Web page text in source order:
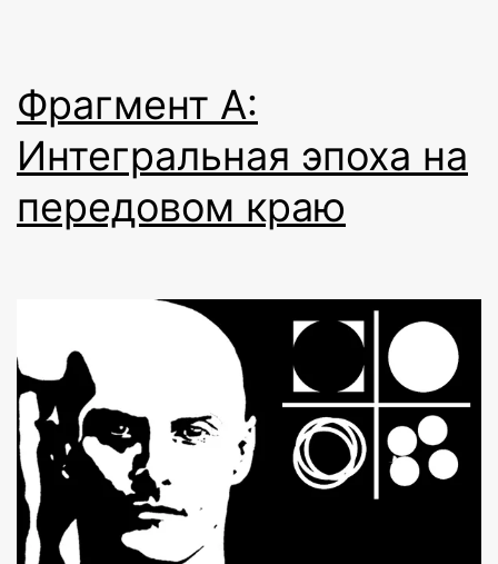
Фрагмент A:
Интегральная эпоха на
передовом краю